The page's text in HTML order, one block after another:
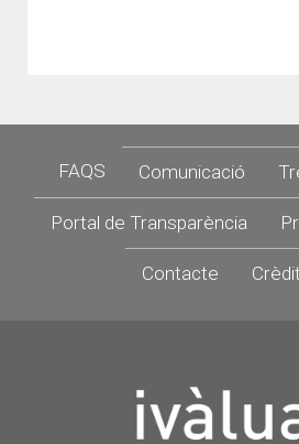
Footer
FAQS Comunicació
Portal de Transparència
Contacte